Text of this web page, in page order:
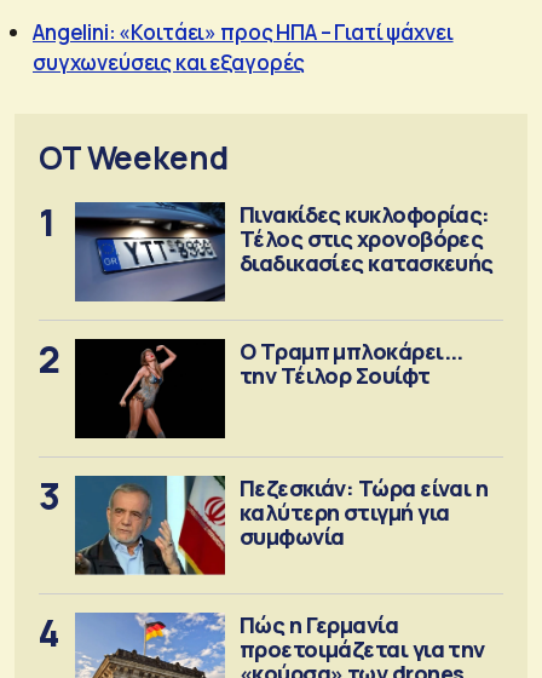
Angelini: «Κοιτάει» προς ΗΠΑ – Γιατί ψάχνει
συγχωνεύσεις και εξαγορές
OT Weekend
1
Πινακίδες κυκλοφορίας:
Τέλος στις χρονοβόρες
διαδικασίες κατασκευής
2
Ο Τραμπ μπλοκάρει...
την Τέιλορ Σουίφτ
3
Πεζεσκιάν: Τώρα είναι η
καλύτερη στιγμή για
συμφωνία
4
Πώς η Γερμανία
προετοιμάζεται για την